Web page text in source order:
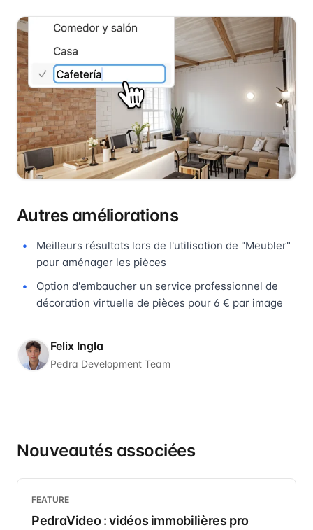
Autres améliorations
Meilleurs résultats lors de l'utilisation de "Meubler"
pour aménager les pièces
Option d'embaucher un service professionnel de
décoration virtuelle de pièces pour 6 € par image
Felix Ingla
Pedra Development Team
Nouveautés associées
FEATURE
PedraVideo : vidéos immobilières pro